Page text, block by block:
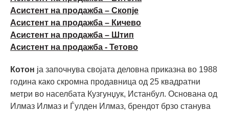
Асистент на продажба – Скопје
Асистент на продажба – Кичево
Асистент на продажба – Штип
Асистент на продажба - Тетово
Котон ја започнува својата деловна приказна во 1988
година како скромна продавница од 25 квадратни
метри во населбата Кузгунџук, Истанбул. Основана од
Илмаз Илмаз и Ѓулден Илмаз, брендот брзо станува